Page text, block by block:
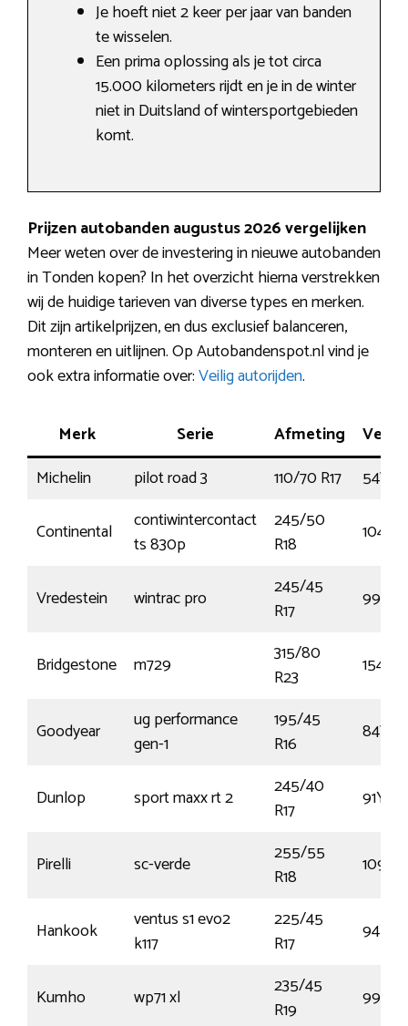
Je hoeft niet 2 keer per jaar van banden
te wisselen.
Een prima oplossing als je tot circa
15.000 kilometers rijdt en je in de winter
niet in Duitsland of wintersportgebieden
komt.
Prijzen autobanden augustus 2026 vergelijken
Meer weten over de investering in nieuwe autobanden
in Tonden kopen? In het overzicht hierna verstrekken
wij de huidige tarieven van diverse types en merken.
Dit zijn artikelprijzen, en dus exclusief balanceren,
monteren en uitlijnen. Op Autobandenspot.nl vind je
ook extra informatie over:Veilig autorijden.
Merk Serie Afmeting
Michelin
pilot road 3 110/70 R17
54W
Continental
contiwintercontact
ts 830p
245/50
R18
104V
Vredestein wintrac pro
245/45
R17
99V
Bridgestone m729
315/80
R23
154M
Goodyear
ug performance
gen-1
195/45
R16
84V
Dunlop sport maxx rt 2
245/40
R17
91Y
Pirelli sc-verde
255/55
R18
109V
Hankook
ventus s1 evo2
k117
225/45
R17
94Y
Kumho wp71 xl
235/45
R19
99V